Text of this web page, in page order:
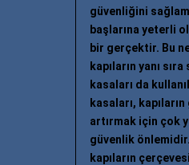
güvenliğini
başlarına yeterli
bir gerçektir. Bu
kapıların yanı sıra
kasaları da
kasaları,
artırmak için çok
güvenlik
kapıların